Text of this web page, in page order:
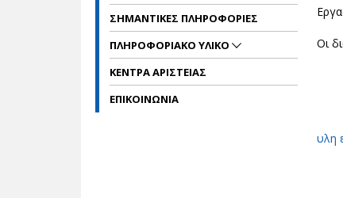
Οι
υλη
ΣΗΜΑΝΤΙΚΕΣ ΠΛΗΡΟΦΟΡΙΕΣ
ΠΛΗΡΟΦΟΡΙΑΚΟ ΥΛΙΚΟ
ΚΕΝΤΡΑ ΑΡΙΣΤΕΙΑΣ
ΕΠΙΚΟΙΝΩΝΙΑ